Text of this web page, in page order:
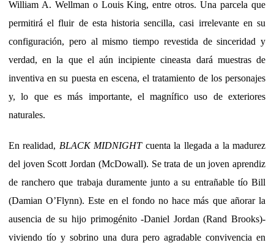
William A. Wellman o Louis King, entre otros. Una parcela que
permitirá el fluir de esta historia sencilla, casi irrelevante en su
configuración, pero al mismo tiempo revestida de sinceridad y
verdad, en la que el aún incipiente cineasta dará muestras de
inventiva en su puesta en escena, el tratamiento de los personajes
y, lo que es más importante, el magnífico uso de exteriores
naturales.
En realidad, BLACK MIDNIGHTcuenta la llegada a la madurez
del joven Scott Jordan (McDowall). Se trata de un joven aprendiz
de ranchero que trabaja duramente junto a su entrañable tío Bill
(Damian O’Flynn). Este en el fondo no hace más que añorar la
ausencia de su hijo primogénito -Daniel Jordan (Rand Brooks)-
viviendo tío y sobrino una dura pero agradable convivencia en